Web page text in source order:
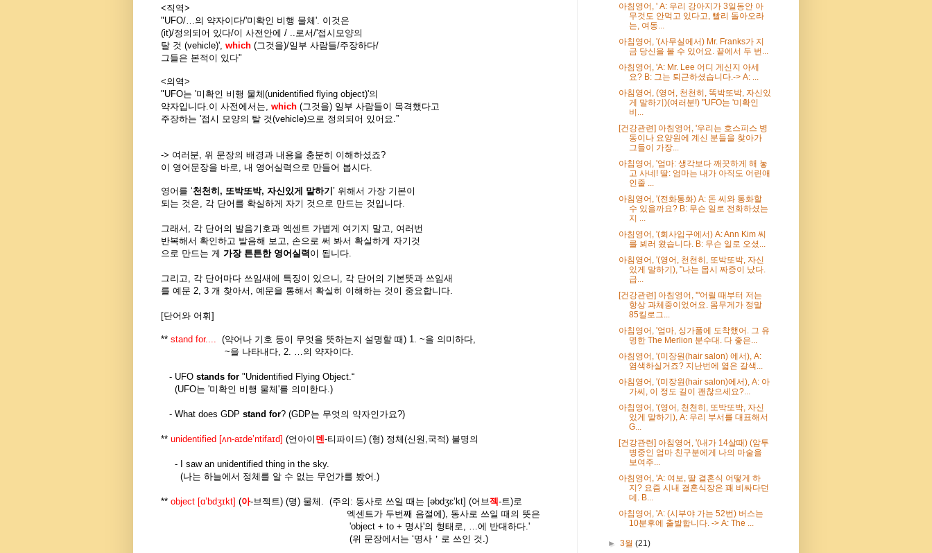
<직역>
"UFO/…의 약자이다/'미확인 비행 물체'. 이것은
(it)/정의되어 있다/이 사전안에 / ..로서/'접시모양의
탈 것 (vehicle)', which (그것을)/일부 사람들/주장하다/
그들은 본적이 있다"
<의역>
"UFO는 '미확인 비행 물체(unidentified flying object)'의
약자입니다.이 사전에서는, which (그것을) 일부 사람들이 목격했다고
주장하는 '접시 모양의 탈 것(vehicle)으로 정의되어 있어요.”
-> 여러분, 위 문장의 배경과 내용을 충분히 이해하셨죠?
이 영어문장을 바로, 내 영어실력으로 만들어 봅시다.
영어를 ‘천천히, 또박또박, 자신있게 말하기 ’ 위해서 가장 기본이
되는 것은, 각 단어를 확실하게 자기 것으로 만드는 것입니다.
그래서, 각 단어의 발음기호과 엑센트 가볍게 여기지 말고, 여러번
반복해서 확인하고 발음해 보고, 손으로 써 봐서 확실하게 자기것
으로 만드는 게 가장 튼튼한 영어실력 이 됩니다.
그리고, 각 단어마다 쓰임새에 특징이 있으니, 각 단어의 기본뜻과 쓰임새
를 예문 2, 3 개 찾아서, 예문을 통해서 확실히 이해하는 것이 중요합니다.
[단어와 어휘]
** stand for.... (약어나 기호 등이 무엇을 뜻하는지 설명할 때) 1. ~을 의미하다
~을 나타내다 , 2. … 의 약자이다
- UFO stands for "Unidentified Flying Object.“
(UFO는 '미확인 비행 물체'를 의미한다 .)
- What does GDP stand for? (GDP는 무엇의 약자인가요?)
** unidentified [ʌn-aɪde’ntifaɪd] (언아이 덴 -티파이드) (형) 정체(신원 국적) 불명의
-
I saw an unidentified thing in the sky.
(나는 하늘에서 정체를 알 수 없는 무언가를 봤어 .)
** object [ɑ’bdʒɪkt] (아-브젝트) (명) 물체 . (주의 : 동사로 쓰일 때는 [əbdʒɛ’kt] (어브젝-트)로
엑센트가 두번째 음절에), 동사로 쓰일 때의 뜻은
'object + to + 명사'의 형태로,
에 반대하다 .'
(위 문장에서는 ‘명사 ＇ 로 쓰인 것.)
아침영어, ' A: 우리 강아지가 3일동안 아
무것도 안먹고 있다고, 빨리 돌아오라
는, 여동...
아침영어, '(사무실에서) Mr. Franks가 지
금 당신을 볼 수 있어요. 끝에서 두 번...
아침영어, 'A: Mr. Lee 어디 게신지 아세
요? B: 그는 퇴근하셨습니다.-> A: ...
아침영어, (영어, 천천히, 똑박또박, 자신있
게 말하기)(여러분!) "UFO는 '미확인
비...
[건강관련] 아침영어, '우리는 호스피스 병
동이나 요양원에 계신 분들을 찾아가
그들이 가장...
아침영어, '엄마: 생각보다 깨끗하게 해 놓
고 사네! 딸: 엄마는 내가 아직도 어린애
인줄 ...
아침영어, '(전화통화) A: 돈 씨와 통화할
수 있을까요? B: 무슨 일로 전화하셨는
지 ...
아침영어, '(회사입구에서) A: Ann Kim 씨
를 뵈러 왔습니다. B: 무슨 일로 오셨...
아침영어, '(영어, 천천히, 또박또박, 자신
있게 말하기), "나는 몹시 짜증이 났다.
급...
[건강관련] 아침영어, '"어릴 때부터 저는
항상 과체중이었어요. 몸무게가 정말
85킬로그...
아침영어, '엄마, 싱가폴에 도착했어. 그 유
명한 The Merlion 분수대. 다 좋은...
아침영어, '(미장원(hair salon) 에서), A:
염색하실거죠? 지난번에 엷은 갈색...
아침영어, '(미장원(hair salon)에서), A: 아
가씨, 이 정도 길이 괜찮으세요?...
아침영어, '(영어, 천천히, 또박또박, 자신
있게 말하기), A: 우리 부서를 대표해서
G...
[건강관련] 아침영어, '(내가 14살때) (암투
병중인 엄마 친구분에게 나의 마술을
보여주...
아침영어, 'A: 여보, 딸 결혼식 어떻게 하
지? 요즘 시내 결혼식장은 꽤 비싸다던
데. B...
아침영어, 'A: (시부야 가는 52번) 버스는
10분후에 출발합니다. -> A: The ...
►3월(21)